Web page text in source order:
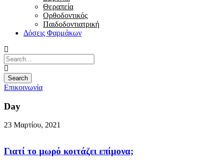
Θεραπεία
Ορθοδοντικός
Παιδοδοντιατρική
Δόσεις Φαρμάκων
Επικοινωνία
Day
23 Μαρτίου, 2021
Γιατί το μωρό κοιτάζει επίμονα;